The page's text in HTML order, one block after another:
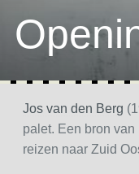
Jos van den Berg
palet. Een bron
reizen naar Zuid